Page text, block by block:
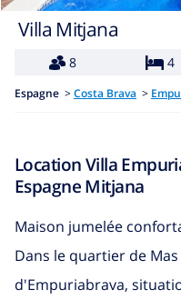
Villa Mitjana
8
4
Espagne > Costa Brava >
Location Villa
Espagne Mitjana
Maison jumelée
Dans le quartier de
d'Empuriabrava,